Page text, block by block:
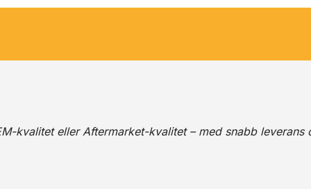
kvalitet eller Aftermarket-kvalitet – med snabb leverans